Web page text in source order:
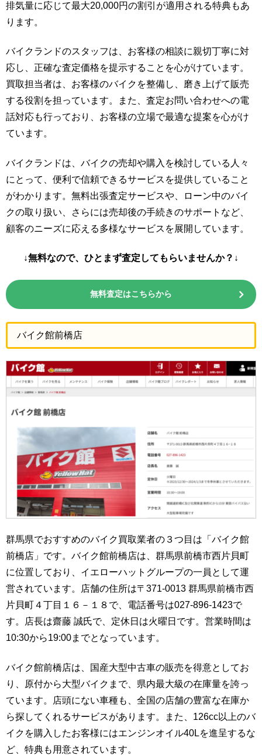
排気量に応じて最大20,000円の割引が適用される特典もあ
ります。
バイクランドのスタッフは、お客様の相談に親切丁寧に対
応し、正確な査定価格を提示することを心がけています。
買取担当者は、お客様のバイクを整備し、磨き上げて販売
する役割を担っています。また、査定お問い合わせへの電
話対応も行っており、お客様の立場で最適な提案を心がけ
ています。
バイクランドは、バイクの売却や購入を検討している人々
にとって、便利で信頼できるサービスを提供していること
がわかります。無料出張査定サービスや、ローン中のバイ
クの取り扱い、さらには売却後の手続きのサポートなど、
顧客のニーズに応える多様なサービスを展開しています。
↓無料なので、ひとまず査定してもらいませんか？↓
無料査定はこちらから
バイク館前橋店
群馬県でおすすめのバイク買取業者の３つ目は「バイク館
前橋店」です。バイク館前橋店は、群馬県前橋市西片貝町
に位置しており、イエローハットグループの一員として運
営されています。店舗の住所は〒371-0013 群馬県前橋市西
片貝町４丁目１６－１８で、電話番号は027-896-1423で
す。店長は齋藤 誠氏で、定休日は火曜日です。営業時間は
10:30から19:00までとなっています。
バイク館前橋店は、国産大型中古車の販売を得意としてお
り、原付から大型バイクまで、県内最大級の在庫量を誇っ
ています。店頭にない車種も、全国の店舗の豊富な在庫か
ら探してくれるサービスがあります。また、126cc以上のバ
イクを購入したお客様にはエンジンオイル40Lを進呈するな
ど、特典も用意されています。